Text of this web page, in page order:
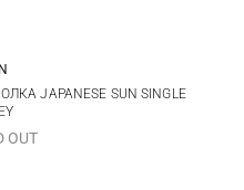
M L
JAPANESE SUN SINGLE
OUT